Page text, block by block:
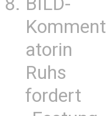
Komment
atorin
Ruhs
fordert